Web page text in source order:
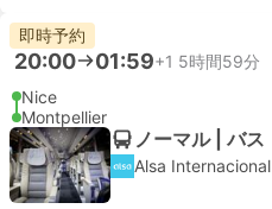
即時予約
20:00 01:59+1 5時間59分
Nice
Montpellier
ノーマル | バス
Alsa Internacional